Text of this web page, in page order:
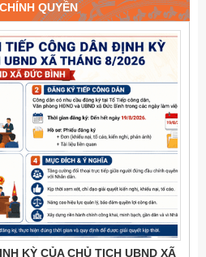
luyện dân quân năm 2020
QUYỀN
KỲ CỦA CHỦ TỊCH UBND XÃ